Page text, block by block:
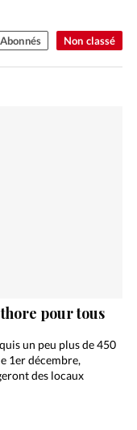
Non classé
Abonnés
pour tous
un peu plus de 450
1er décembre,
des locaux